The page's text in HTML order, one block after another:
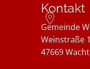
Kontakt
Gemeinde
Weinstraße 1
47669